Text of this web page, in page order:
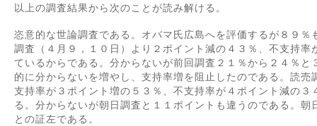
以上の調査結果から次のことが読み解ける。
恣意的な世論調査である。オバマ氏広島へを評価するが８９
調査（４月９，１０日）より２ポイント減の４３％、不支持
ているからである。分からないが前回調査２１％から２４％
的に分からないを増やし、支持率増を阻止したのである。読
支持率が３ポイント増の５３％、不支持率が４ポイント減の
る。分からないが朝日調査と１１ポイントも違うのである。
との証左である。